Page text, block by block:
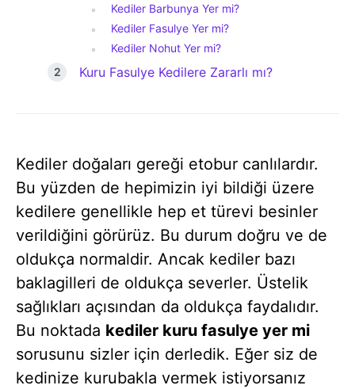
Kediler Barbunya Yer mi?
Kediler Fasulye Yer mi?
Kediler Nohut Yer mi?
Kuru Fasulye Kedilere Zararlı mı?
Kediler doğaları gereği etobur canlılardır.
Bu yüzden de hepimizin iyi bildiği üzere
kedilere genellikle hep et türevi besinler
verildiğini görürüz. Bu durum doğru ve de
oldukça normaldir. Ancak kediler bazı
baklagilleri de oldukça severler. Üstelik
sağlıkları açısından da oldukça faydalıdır.
Bu noktada kediler kuru fasulye yer mi
sorusunu sizler için derledik. Eğer siz de
kedinize kurubakla vermek istiyorsanız